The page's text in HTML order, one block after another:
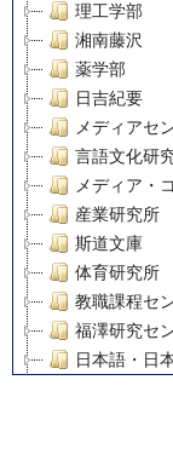
理工学部
湘南藤沢
薬学部
日吉紀要
メディアセ
言語文化研
メディア・
産業研究所
斯道文庫
体育研究所
教職課程セ
福澤研究セ
日本語・日